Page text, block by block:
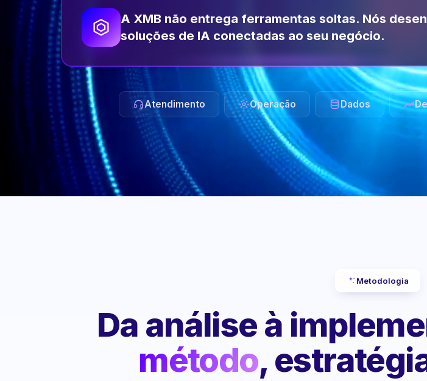
A XMB não entrega ferramentas soltas. Nós
soluções de IA conectadas ao seu negócio.
Atendimento Operação Dados
Metodologia
Da análise à
método,